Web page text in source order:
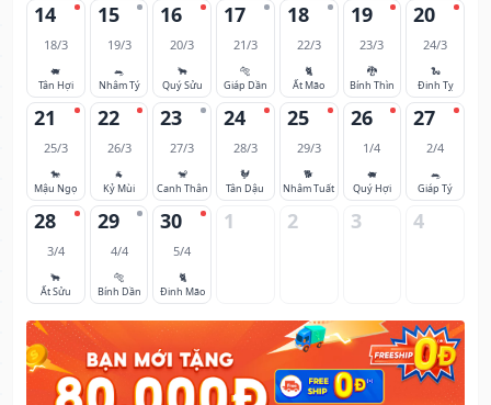
14
18/3
🐖
Tân Hợi
15
19/3
🐀
Nhâm Tý
16
20/3
🐂
Quý Sửu
17
21/3
🐅
Giáp Dần
18
22/3
🐈
Ất Mão
19
23/3
🐉
Bính Thìn
20
24/3
🐍
Đinh Tỵ
21
25/3
🐎
Mậu Ngọ
22
26/3
🐐
Kỷ Mùi
23
27/3
🐒
Canh Thân
24
28/3
🐓
Tân Dậu
25
29/3
🐕
Nhâm Tuất
26
1/4
🐖
Quý Hợi
27
2/4
🐀
Giáp Tý
28
3/4
🐂
Ất Sửu
29
4/4
🐅
Bính Dần
30
5/4
🐈
Đinh Mão
1 2 3 4